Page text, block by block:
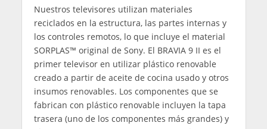
Nuestros televisores utilizan materiales
reciclados en la estructura, las partes internas y
los controles remotos, lo que incluye el material
SORPLAS™ original de Sony. El BRAVIA 9 II es el
primer televisor en utilizar plástico renovable
creado a partir de aceite de cocina usado y otros
insumos renovables. Los componentes que se
fabrican con plástico renovable incluyen la tapa
trasera (uno de los componentes más grandes) y